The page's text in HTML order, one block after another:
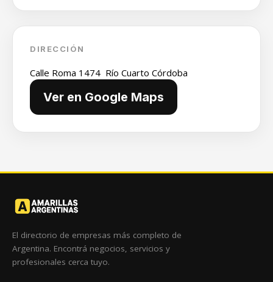
DIRECCIÓN
Calle Roma 1474 Río Cuarto Córdoba
Ver en Google Maps
El directorio de empresas más completo de
Argentina. Encontrá negocios, servicios y
profesionales cerca tuyo.